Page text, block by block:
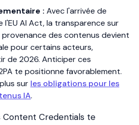
: Avec l'arrivée de
l'EU AI Act, la transparence sur
provenance des contenus devient
pour certains acteurs,
de 2026. Anticiper ces
te positionne favorablement.
sur les obligations pour les
IA.
Content Credentials te